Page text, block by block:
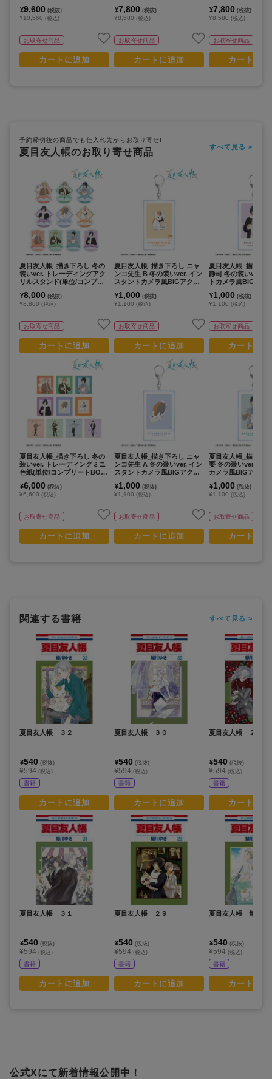
ートBOX】
¥9,600 (税抜)
¥10,560 (税込)
お取寄せ商品
カートに追加
BOX/12パック⼊り】
¥7,800 (税抜)
¥8,580 (税込)
お取寄せ商品
カートに追加
リートBOX】
¥7,800 (税抜)
¥8,580 (税込)
お取寄せ商品
カートに
予約締切後の商品でも仕入れ先からお取り寄せ!
夏目友人帳のお取り寄せ商品 すべて見る >
夏目友人帳_描き下ろし 冬の
装いver. トレーディングアク
リルスタンド(単位/コンプリ
¥8,000 (税抜)
¥8,800 (税込)
お取寄せ商品
カートに追加
夏目友人帳_描き下ろし 冬の
装いver. トレーディングミニ
色紙(単位/コンプリートBOX/
¥6,000 (税抜)
¥6,600 (税込)
お取寄せ商品
カートに追加
夏目友人帳_描き下ろし ニャ
ンコ先生 B 冬の装いver. イン
スタントカメラ風BIGアクリ
¥1,000 (税抜)
¥1,100 (税込)
お取寄せ商品
カートに追加
夏目友人帳_描き下ろし ニャ
ンコ先生 A 冬の装いver. イン
スタントカメラ風BIGアクリ
¥1,000 (税抜)
¥1,100 (税込)
お取寄せ商品
カートに追加
夏目友人帳_描き下
静司 冬の装いver. イ
トカメラ風BIGアク
¥1,000 (税抜)
¥1,100 (税込)
お取寄せ商品
カートに
夏目友人帳_描き下
要 冬の装いver. イン
カメラ風BIGアクリ
¥1,000 (税抜)
¥1,100 (税込)
お取寄せ商品
カートに
関連する書籍 すべて見る >
夏目友人帳 ３２
¥540 (税抜)
¥594 (税込)
書籍
カートに追加
夏目友人帳 ３１
¥540 (税抜)
¥594 (税込)
書籍
カートに追加
夏目友人帳 ３０
¥540 (税抜)
¥594 (税込)
書籍
カートに追加
夏目友人帳 ２９
¥540 (税抜)
¥594 (税込)
書籍
カートに追加
夏目友人帳 ２８
¥540 (税抜)
¥594 (税込)
書籍
カートに
夏目友人帳 第２７
¥540 (税抜)
¥594 (税込)
書籍
カートに
公式Xにて新着情報公開中！